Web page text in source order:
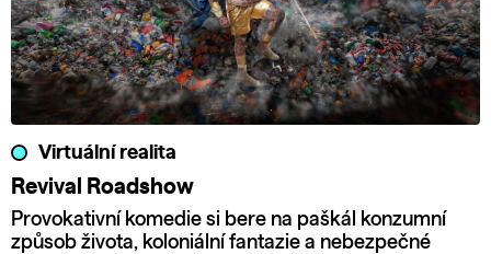
Virtuální realita
Revival Roadshow
Provokativní komedie si bere na paškál konzumní
způsob života, koloniální fantazie a nebezpečné